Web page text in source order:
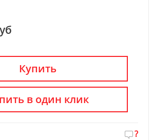
Купить
?
в один клик